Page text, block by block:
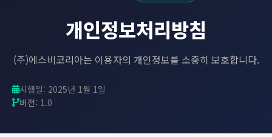
개인정보처리방침
(주)에스비코리아는 이용자의 개인정보를 소중히 보호합니다.
시행일: 2025년 1월 1일
버전: 1.0